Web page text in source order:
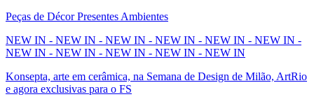
Peças de Décor Presentes Ambientes
NEW IN - NEW IN - NEW IN - NEW IN - NEW IN - NEW IN -
NEW IN - NEW IN - NEW IN - NEW IN - NEW IN
Konsepta, arte em cerâmica, na Semana de Design de Milão, ArtRio
e agora exclusivas para o FS